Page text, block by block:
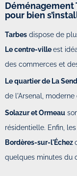
Déménagement
pour bien
Tarbes dispose de
Le centre-villeest
des commerces et
Le quartier de La
de l'Arsenal, moderne
Solazur et Ormeau
résidentielle. Enfin,
Bordères-sur-l'Échez
quelques minutes du